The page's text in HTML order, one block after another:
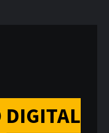
DIGITAL